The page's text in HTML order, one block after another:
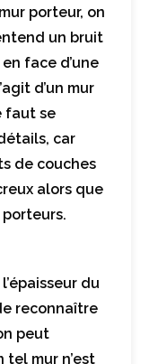
porteur, on
un bruit
face d’une
d’un mur
faut se
car
de couches
alors que
du
reconnaître
peut
tel mur n’est